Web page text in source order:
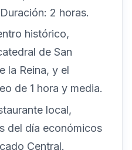
2 horas.
histórico,
de San
la Reina, y el
de 1 hora y media.
local,
del día económicos
Central.